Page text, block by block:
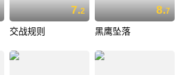
7.2
交战规则
8.7
黑鹰坠落